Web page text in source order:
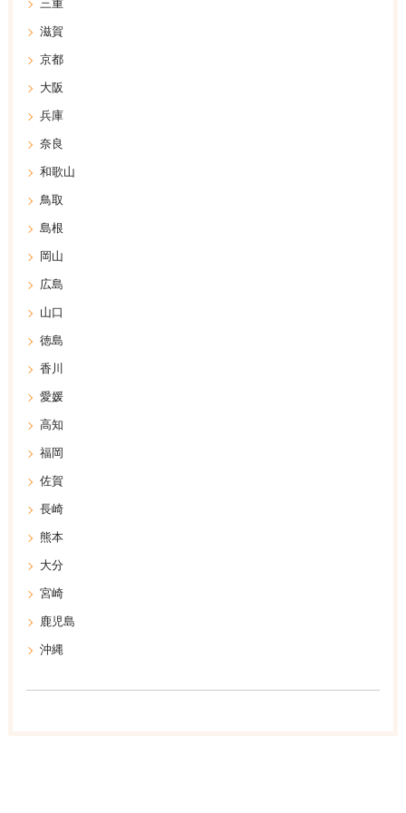
三重
滋賀
京都
大阪
兵庫
奈良
和歌山
鳥取
島根
岡山
広島
山口
徳島
香川
愛媛
高知
福岡
佐賀
長崎
熊本
大分
宮崎
鹿児島
沖縄